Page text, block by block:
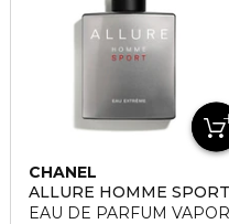
CHANEL
ALLURE HOMME SPORT
EAU DE PARFUM